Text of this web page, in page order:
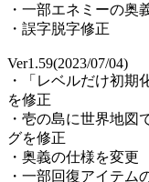
・一部エネミーの奥
・誤字脱字修正
Ver1.59(2023/07/04)
・「レベルだけ初期
を修正
・壱の島に世界地図
グを修正
・奥義の仕様を変更
・一部回復アイテム